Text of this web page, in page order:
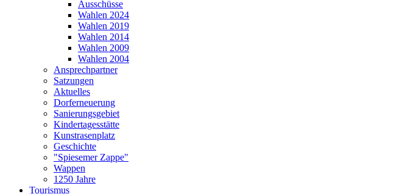
Ausschüsse
Wahlen 2024
Wahlen 2019
Wahlen 2014
Wahlen 2009
Wahlen 2004
Ansprechpartner
Satzungen
Aktuelles
Dorferneuerung
Sanierungsgebiet
Kindertagesstätte
Kunstrasenplatz
Geschichte
"Spiesemer Zappe"
Wappen
1250 Jahre
Tourismus